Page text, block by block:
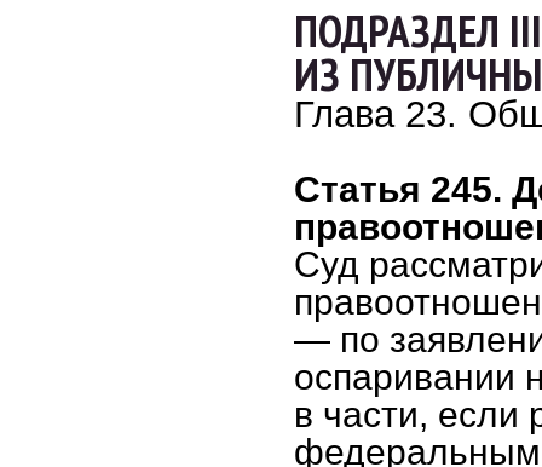
ПОДРАЗДЕЛ
ИЗ
Глава 23.
Статья 245.
Суд
— по
оспаривании
в части, если
федеральным